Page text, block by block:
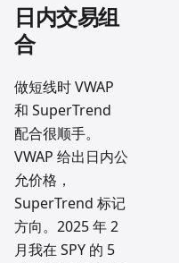
日内交易组
合
做短线时 VWAP
和 SuperTrend
配合很顺手。
VWAP 给出日内公
允价格，
SuperTrend 标记
方向。2025 年 2
月我在 SPY 的 5